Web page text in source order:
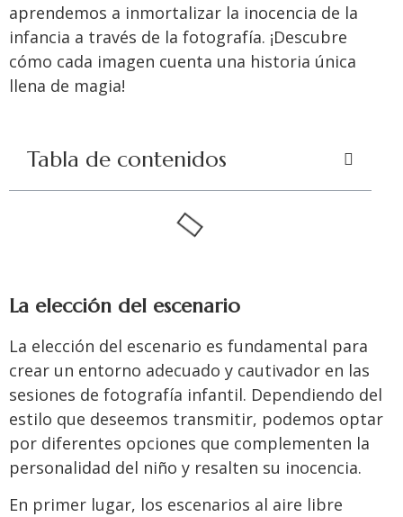
aprendemos a inmortalizar la inocencia de la
infancia a través de la fotografía. ¡Descubre
cómo cada imagen cuenta una historia única
llena de magia!
Tabla de contenidos
La elección del escenario
La elección del escenario es fundamental para
crear un entorno adecuado y cautivador en las
sesiones de fotografía infantil. Dependiendo del
estilo que deseemos transmitir, podemos optar
por diferentes opciones que complementen la
personalidad del niño y resalten su inocencia.
En primer lugar, los escenarios al aire libre